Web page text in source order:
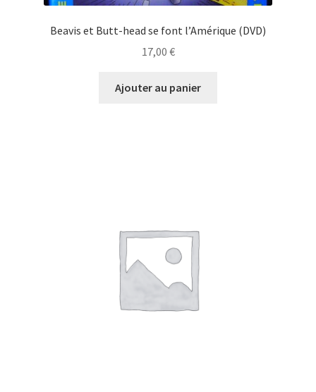
Beavis et Butt-head se font l’Amérique (DVD)
17,00 €
Ajouter au panier